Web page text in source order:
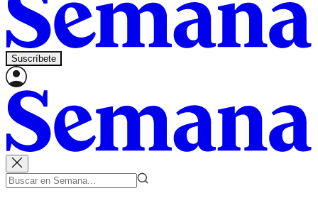
Suscríbete